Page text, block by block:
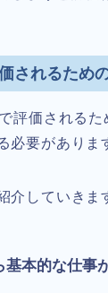
されるため
評価されるた
必要がありま
介していきま
基本的な仕事